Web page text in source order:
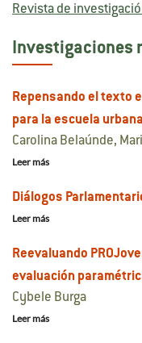
Revista de
Investigaciones
Repensando el texto
para la escuela urbana
Carolina Belaúnde,
Leer más
Diálogos
Leer más
Reevaluando
evaluación
Cybele Burga
Leer más